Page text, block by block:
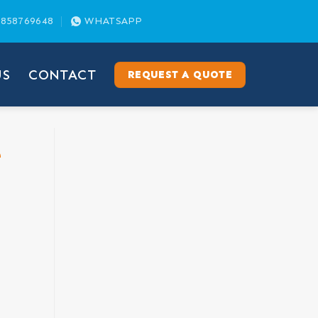
WHATSAPP
CONTACT REQUEST A QUOTE